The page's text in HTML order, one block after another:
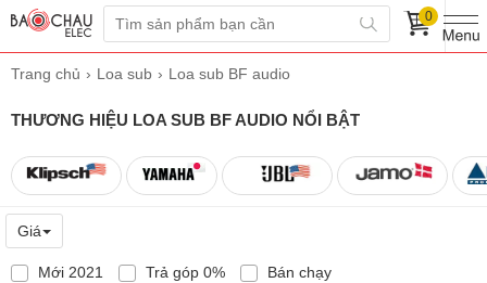
0
Trang chủ Loa sub Loa sub BF audio
THƯƠNG HIỆU LOA SUB BF AUDIO NỔI BẬT
Giá
Mới 2021 Trả góp 0% Bán chạy